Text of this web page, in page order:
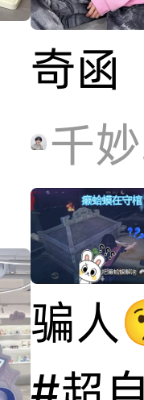
奇函
骗人